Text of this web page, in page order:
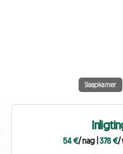
Slaapkamer
54 €/ nag |378 €/